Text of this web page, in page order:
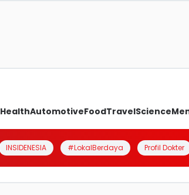
HealthAutomotiveFoodTravelScience
INSIDENESIA #LokalBerdaya Profil Dokter